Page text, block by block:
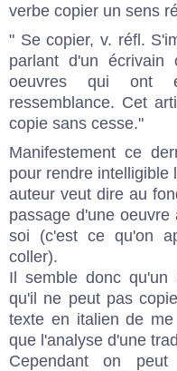
verbe copier un sens
" Se copier, v. réfl.
parlant d'un écrivain
oeuvres qui ont
ressemblance. Cet
copie sans cesse."
Manifestement ce
pour rendre intelligible
auteur veut dire au
passage d'une
soi (c'est ce qu'on
coller).
Il semble donc qu'un
qu'il ne peut pas
texte en italien de
que l'analyse d'une
Cependant on